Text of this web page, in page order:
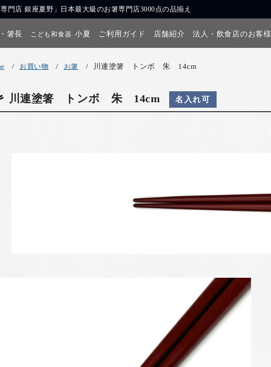
専門店 銀座夏野」日本最大級のお箸専門店3000点の品揃え
箸長 こども和食器 小夏 ご利用ガイド 店舗紹介 法人・飲食店のお客様
お買い物 お箸 川連塗箸 トンボ 朱 14cm
川連塗箸 トンボ 朱 14cm 名入れ可